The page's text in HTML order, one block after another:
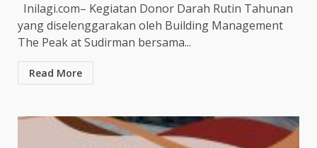
Inilagi.com– Kegiatan Donor Darah Rutin Tahunan
yang diselenggarakan oleh Building Management
The Peak at Sudirman bersama...
Read More